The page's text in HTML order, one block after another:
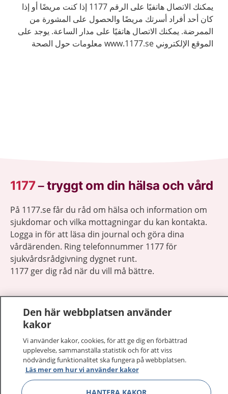
يمكنك الاتصال هاتفيًا على الرقم 1177 إذا كنت مريضًا أو إذا
كان أحد أفراد أسرتك مريضًا والحصول على المشورة من
الممرضة. يمكنك الاتصال هاتفيًا على مدار الساعة. يوجد على
الموقع الإلكتروني www.1177.se معلومات حول الصحة
1177–tryggt om din hälsa och vård
På 1177.se får du råd om hälsa och information om
sjukdomar och vilka mottagningar du kan kontakta.
Logga in för att läsa din journal och göra dina
vårdärenden. Ring telefonnummer 1177 för
sjukvårdsrådgivning dygnet runt.
1177 ger dig råd när du vill må bättre.
1177 på flera språk
Om 1177
Show
Den här webbplatsen använder
kakor
Vi använder kakor, cookies, för att ge dig en förbättrad
upplevelse, sammanställa statistik och för att viss
nödvändig funktionalitet ska fungera på webbplatsen.
Läs mer om hur vi använder kakor